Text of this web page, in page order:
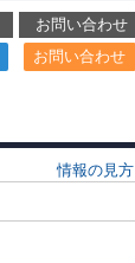
お問い合わせ
お問い合わせ
情報の見方